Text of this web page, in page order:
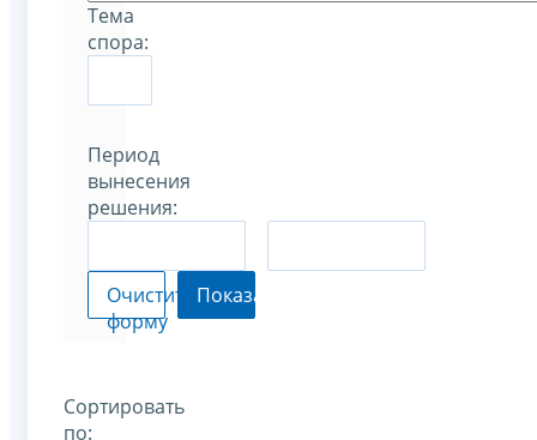
Тема
спора:
Период
вынесения
решения:
Очистить
форму
Показать
Сортировать
по: